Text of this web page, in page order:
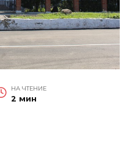
НА ЧТЕНИЕ
2 мин